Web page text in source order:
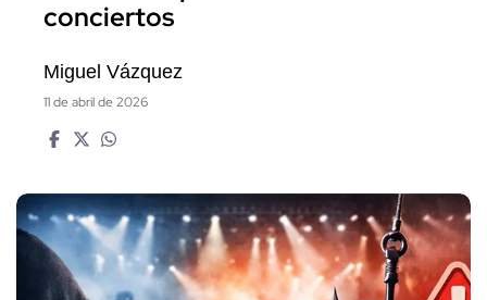
conciertos
Miguel Vázquez
11 de abril de 2026